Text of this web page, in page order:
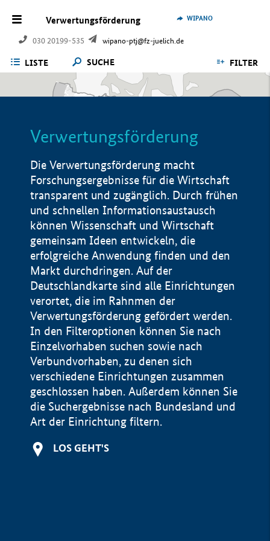
Verwertungsförderung
030 20199-535 wipano-ptj@fz-juelich.de
WIPANO
LISTE SUCHE FILTER
Verwertungsförderung
Die Verwertungsförderung macht
Forschungsergebnisse für die Wirtschaft
transparent und zugänglich. Durch frühen
und schnellen Informationsaustausch
können Wissenschaft und Wirtschaft
gemeinsam Ideen entwickeln, die
erfolgreiche Anwendung finden und den
Markt durchdringen. Auf der
Deutschlandkarte sind alle Einrichtungen
verortet, die im Rahnmen der
Verwertungsförderung gefördert werden.
In den Filteroptionen können Sie nach
Einzelvorhaben suchen sowie nach
Verbundvorhaben, zu denen sich
verschiedene Einrichtungen zusammen
geschlossen haben. Außerdem können Sie
die Suchergebnisse nach Bundesland und
Art der Einrichtung filtern.
LOS GEHT'S